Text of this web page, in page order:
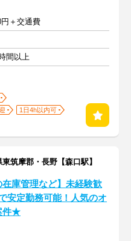
＋交通費
間以上
1日4h以内可
筑摩郡・長野【森口駅】
在庫管理など】未経験歓
安定勤務可能！人気のオ
件★